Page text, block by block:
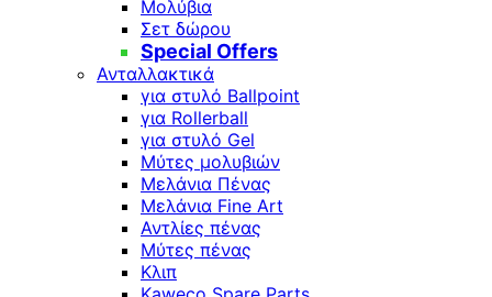
Μολύβια
Σετ δώρου
Special Offers
Ανταλλακτικά
για στυλό Ballpoint
για Rollerball
για στυλό Gel
Μύτες μολυβιών
Μελάνια Πένας
Μελάνια Fine Art
Αντλίες πένας
Μύτες πένας
Κλιπ